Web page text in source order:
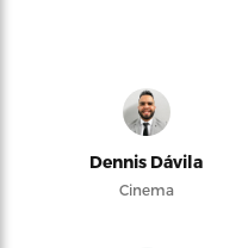
Dennis Dávila
Cinema